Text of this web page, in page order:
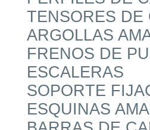
TENSORES DE
ARGOLLAS
FRENOS DE
ESCALERAS
SOPORTE
ESQUINAS